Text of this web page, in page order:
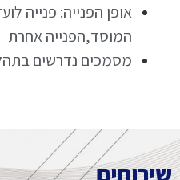
אופן הפנייה: פנייה
המוסד,הפנייה אחרת
מסמכים נדרשים
שירותים